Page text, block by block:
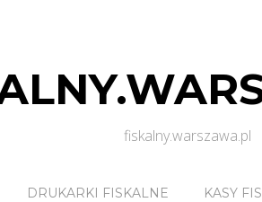
fiskalny.warszawa.pl
DRUKARKI FISKALNE KASY